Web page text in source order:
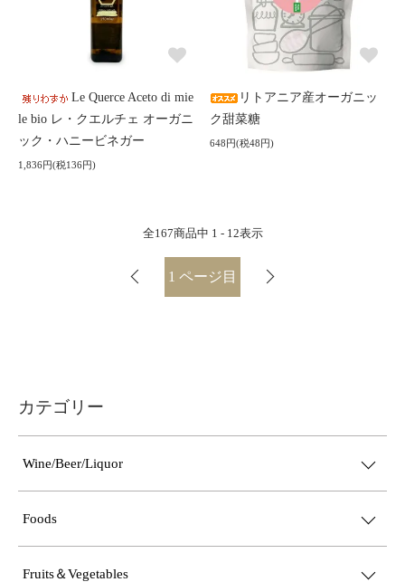
Le Querce Aceto di mie
le bio レ・クエルチェ オーガニ
ック・ハニービネガー
1,836円(税136円)
リトアニア産オーガニッ
ク甜菜糖
648円(税48円)
全167商品中 1 - 12表示
1 ページ目
カテゴリー
Wine/Beer/Liquor
Foods
Fruits＆Vegetables